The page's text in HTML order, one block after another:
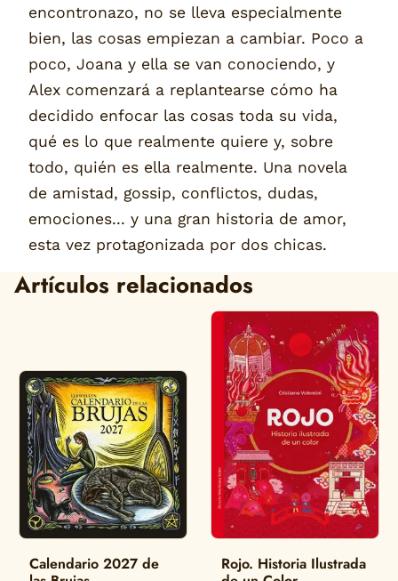
encontronazo, no se lleva especialmente
bien, las cosas empiezan a cambiar. Poco a
poco, Joana y ella se van conociendo, y
Alex comenzará a replantearse cómo ha
decidido enfocar las cosas toda su vida,
qué es lo que realmente quiere y, sobre
todo, quién es ella realmente. Una novela
de amistad, gossip, conflictos, dudas,
emociones... y una gran historia de amor,
esta vez protagonizada por dos chicas.
Artículos relacionados
Calendario 2027 de
Rojo. Historia Ilustrada